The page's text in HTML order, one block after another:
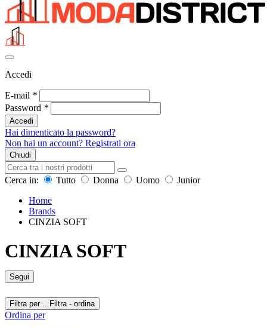
Accedi
E-mail *
Password *
Accedi
Hai dimenticato la password?
Non hai un account? Registrati ora
Chiudi
Cerca in: Tutto Donna Uomo
Junior
Home
Brands
CINZIA SOFT
CINZIA SOFT
Segui
Filtra per ... Filtra - ordina
Ordina per